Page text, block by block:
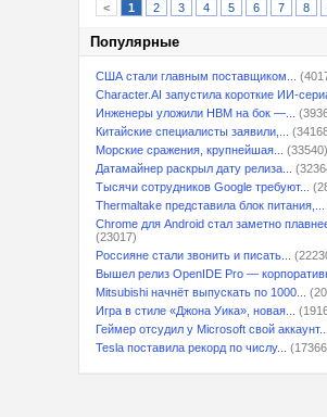
< 1 2 3 4 5 6 7 8
Популярные
США стали главным поставщиком...
Character.AI запустила короткие ИИ-
Инженеры уложили HBM на бок —...
Китайские специалисты заявили,...
Морские сражения, крупнейшая...
(33540)
Датамайнер раскрыл дату релиза...
Тысячи сотрудников Google требуют...
Thermaltake представила блок питания,...
Chrome для Android стал заметно
(23017)
Россияне стали звонить и писать...
Вышел релиз OpenIDE Pro —
Mitsubishi начнёт выпускать по 1000...
Игра в стиле «Джона Уика», новая...
Геймер отсудил у Microsoft свой аккаунт...
Tesla поставила рекорд по числу...